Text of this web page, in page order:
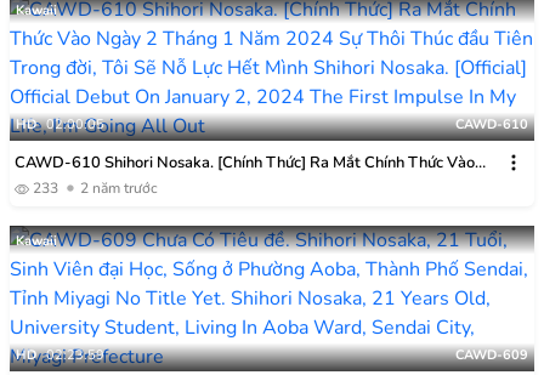
Kawaii
HD 02:00:05 CAWD-610
CAWD-610 Shihori Nosaka. [Chính Thức] Ra Mắt Chính Thức Vào
Ngày 2 Tháng 1 Năm 2024 Sự Thôi Thúc đầu Tiên Trong đời, Tôi Sẽ
233 2 năm trước
Kawaii
HD 02:23:59 CAWD-609